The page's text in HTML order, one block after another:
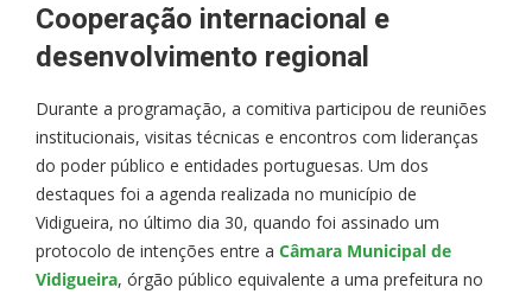
Cooperação internacional e
desenvolvimento regional
Durante a programação, a comitiva participou de reuniões
institucionais, visitas técnicas e encontros com lideranças
do poder público e entidades portuguesas. Um dos
destaques foi a agenda realizada no município de
Vidigueira, no último dia 30, quando foi assinado um
protocolo de intenções entre a Câmara Municipal de
Vidigueira, órgão público equivalente a uma prefeitura no